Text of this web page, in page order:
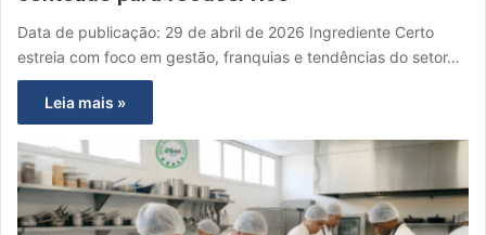
Data de publicação: 29 de abril de 2026 Ingrediente Certo
estreia com foco em gestão, franquias e tendências do setor…
Leia mais »